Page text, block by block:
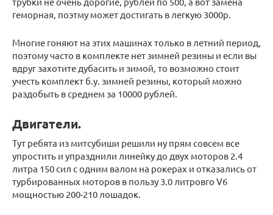
геморная, поэтму может достигать в легкую 3000р.
Многие гоняют на этих машинах только в летний период,
поэтому часто в комплекте нет зимней резины и если вы
вдруг захотите дубасить и зимой, то возможно стоит
учесть комплект б.у. зимней резины, который можно
раздобыть в среднем за 10000 рублей.
Двигатели.
Тут ребята из митсубиши решили ну прям совсем все
упростить и упразднили линейку до двух моторов 2.4
литра 150 сил с одним валом на рокерах и отказались от
турбированных моторов в пользу 3.0 литровго V6
мощностью 200-210 лошадок.